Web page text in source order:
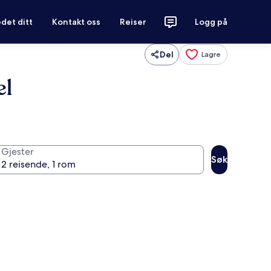
ditt Kontakt oss Reiser Logg på
Del Lagre
Gjester
Søk